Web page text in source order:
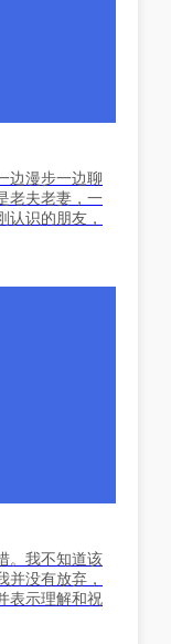
边漫步一边聊
老夫老妻，一
认识的朋友，
。我不知道该
并没有放弃，
表示理解和祝